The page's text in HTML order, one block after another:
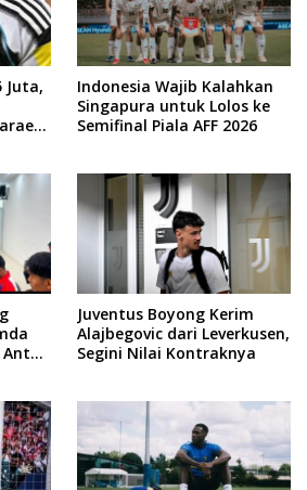
Juta,
Indonesia Wajib Kalahkan
Singapura untuk Lolos ke
Semifinal Piala AFF 2026
Juventus Boyong Kerim
Alajbegovic dari Leverkusen,
Segini Nilai Kontraknya